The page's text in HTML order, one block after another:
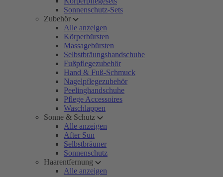
Sonnenschutz-Sets
Zubehör
Alle anzeigen
Körperbürsten
Massagebürsten
Selbstbräungshandschuhe
Fußpflegezubehör
Hand & Fuß-Schmuck
Nagelpflegezubehör
Peelinghandschuhe
Pflege Accessoires
Waschlappen
Sonne & Schutz
Alle anzeigen
After Sun
Selbstbräuner
Sonnenschutz
Haarentfernung
Alle anzeigen